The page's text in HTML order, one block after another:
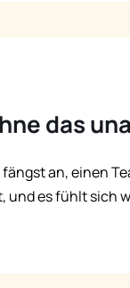
das
an, einen
und es fühlt sich